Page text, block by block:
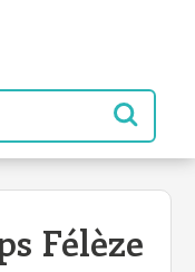
Félèze